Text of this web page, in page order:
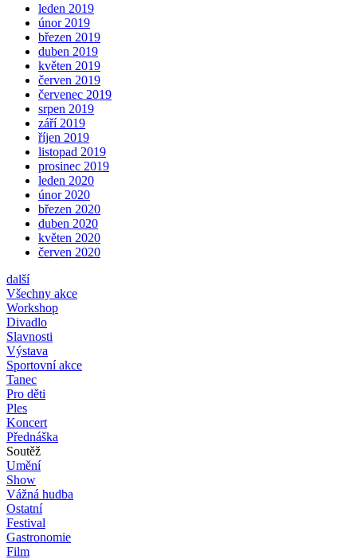
leden 2019
únor 2019
březen 2019
duben 2019
květen 2019
červen 2019
červenec 2019
srpen 2019
září 2019
říjen 2019
listopad 2019
prosinec 2019
leden 2020
únor 2020
březen 2020
duben 2020
květen 2020
červen 2020
další
Všechny akce
Workshop
Divadlo
Slavnosti
Výstava
Sportovní akce
Tanec
Pro děti
Ples
Koncert
Přednáška
Soutěž
Umění
Show
Vážná hudba
Ostatní
Festival
Gastronomie
Film